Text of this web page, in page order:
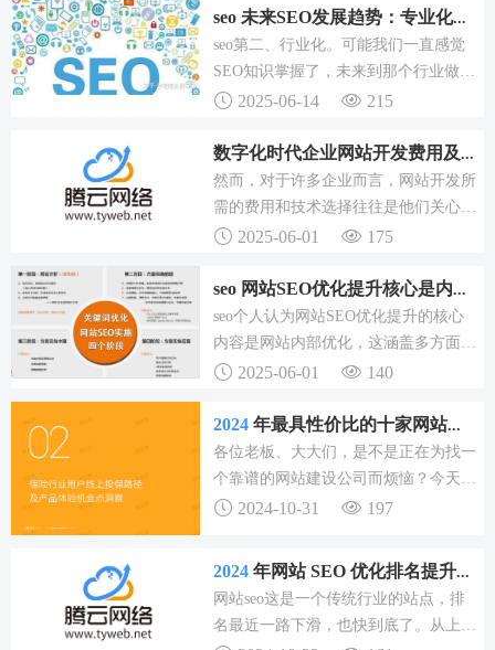
相互链接，每个页面链接首页和所属频
道，主要优点是，网站管理方便、容易
扩充和升级、网站首页容易获得较高权
重。SEO平面结构网站优化。SEO树形
seo 未来SEO发展趋势：专业化、行业化、宽泛化缺一不可
seo第二、行业化。可能我们一直感觉
SEO知识掌握了，未来到那个行业做都
可以，这个确实没错，但是未来职业化
续的发展，发展到更符合用户的需求的
高度。所以现在SEO的这个行业的竞争
就很小了。如今SEO技术已经不再神
秘，甚至已经成为很多企业开展网络营
2025-06-14 215
数字化时代企业网站开发费用及技术选择解析
然而，对于许多企业而言，网站开发所
需的费用和技术选择往往是他们关心的
焦点。因此，对于有意向建设网站的企
本是多少”这一核心问题。简而言之，
网站的复杂性和技术要求与开发的成本
成正比。二、网站开发所需要的技术
2025-06-01 175
seo 网站SEO优化提升核心是内部优化，附实践经验
seo个人认为网站SEO优化提升的核心
内容是网站内部优化，这涵盖多方面的
基础知识。接下来，小编将和各位介绍
优化的人都清楚，网站关键词一般摆放
在大标题中，标签摆放在大标题标签
中。小编认为，要想做好网站SEO优
化，就需要充分利用文本来实现导航。
2025-06-01 140
2024 年最具性价比的十家网站建设公司，你选对了吗？
各位老板、大大们，是不是正在为找一
个靠谱的网站建设公司而烦恼？今天咱
们就来聊聊那些性价比爆表的网站制作
能根据客户需求量身定制网站。以上就
是
2024
年最具性价比的十家网站建设公
司，希望对各位老板、大大们有所帮
2024-10-31 197
2024 年网站 SEO 优化排名提升技巧及案例分享
网站seo这是一个传统行业的站点，排
名最近一路下滑，也快到底了。从上面